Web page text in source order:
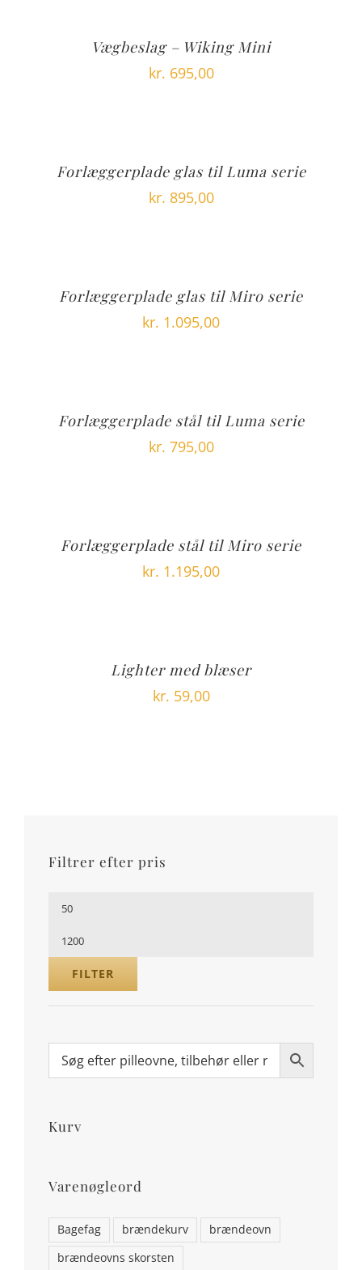
Vægbeslag – Wiking Mini
kr. 695,00
Forlæggerplade glas til Luma serie
kr. 895,00
Forlæggerplade glas til Miro serie
kr. 1.095,00
Forlæggerplade stål til Luma serie
kr. 795,00
Forlæggerplade stål til Miro serie
kr. 1.195,00
Lighter med blæser
kr. 59,00
Filtrer efter pris
Mindste
Højeste
pris
FILTER
Kurv
Varenøgleord
Bagefag brændekurv
brændeovn
brændeovns skorsten